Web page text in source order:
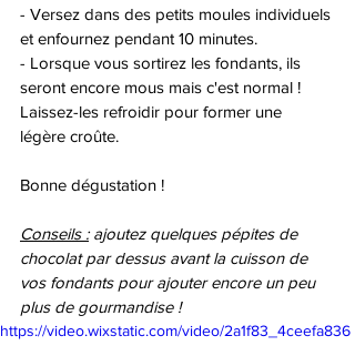
- Versez dans des petits moules individuels
et enfournez pendant 10 minutes.
- Lorsque vous sortirez les fondants, ils
seront encore mous mais c'est normal !
Laissez-les refroidir pour former une
légère croûte.
Bonne dégustation !
Conseils : ajoutez quelques pépites de
chocolat par dessus avant la cuisson de
vos fondants pour ajouter encore un peu
plus de gourmandise !
https://video.wixstatic.com/video/2a1f83_4ceefa836